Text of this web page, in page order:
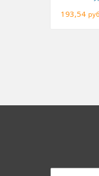
193,54